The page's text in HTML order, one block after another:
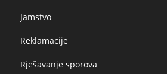
Jamstvo
Reklamacije
Rješavanje sporova